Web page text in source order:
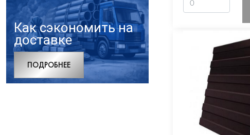
Как сэкономить на
доставке
ПОДРОБНЕЕ